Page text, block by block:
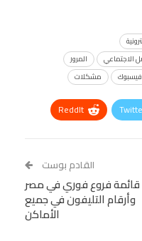
الاجتماعي
المرور
فيسبوك مشكلات
ReddIt
VK
Viber
القادم بوست
قائمة فروع فوري في مصر
وأرقام التليفون في جميع
الأماكن